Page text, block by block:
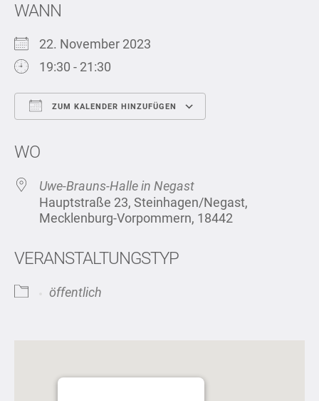
WANN
22. November 2023
19:30 - 21:30
ZUM KALENDER HINZUFÜGEN
WO
Uwe-Brauns-Halle in Negast
Hauptstraße 23, Steinhagen/Negast,
Mecklenburg-Vorpommern, 18442
VERANSTALTUNGSTYP
öffentlich